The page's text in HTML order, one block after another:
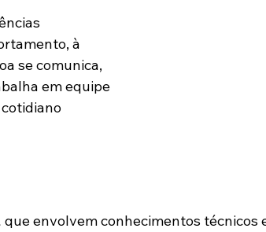
à
se comunica,
em equipe
que envolvem conhecimentos técnicos